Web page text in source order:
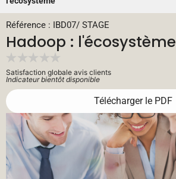
Référence : IBD07/ STAGE
Hadoop : l'écosystème
Satisfaction globale avis clients
Indicateur bientôt disponible
Télécharger le PDF